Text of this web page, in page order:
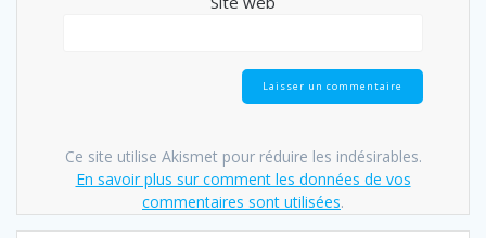
Ce site utilise Akismet pour réduire les indésirables.
En savoir plus sur comment les données de vos
commentaires sont utilisées.